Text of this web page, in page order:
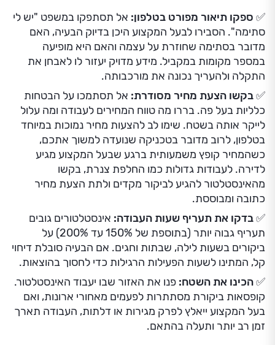
✅ ספקו תיאור מפורט בטלפון: אל תסתפקו במשפט "יש לי
סתימה". הסבירו לבעל המקצוע היכן בדיוק הבעיה, האם
מדובר בסתימה שחוזרת על עצמה והאם היא מופיעה
במספר מקומות במקביל. מידע מדויק יעזור לו לאבחן את
התקלה ולהעריך נכונה את מורכבותה.
✅בקשו הצעת מחיר מסודרת: אל תסתמכו על הבטחות
כלליות בעל פה. בררו מה טווח המחירים לעבודה ומה עלול
לייקר אותה בשטח. שימו לב להצעות מחיר נמוכות במיוחד
בטלפון, לרוב מדובר בטכניקה שנועדה למשוך אתכם,
כשהמחיר קופץ משמעותית ברגע שבעל המקצוע מגיע
לדירה. לעבודות גדולות כמו החלפת צנרת, בקשו
מהאינסטלטור להגיע לביקור מקדים ולתת הצעת מחיר
כתובה ומבוססת.
✅בדקו את תעריף שעות העבודה: אינסטלטורים גובים
תעריף גבוה יותר (בתוספת של 150% עד 200%) על
ביקורים בשעות לילה, שבתות וחגים. אם הבעיה סובלת דיחוי
קל, המתינו לשעות הפעילות הרגילות כדי לחסוך בהוצאות.
✅הכינו את השטח: פנו את האזור שבו יעבוד האינסטלטור.
קופסאות ביקורת מסתתרות לפעמים מאחורי ארונות, ואם
בעל המקצוע ייאלץ לפרק מגירות או דלתות, העבודה תארך
זמן רב יותר ותעלה בהתאם.